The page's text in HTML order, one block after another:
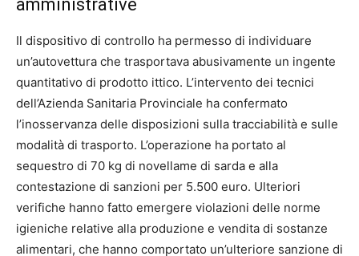
amministrative
Il dispositivo di controllo ha permesso di individuare
un’autovettura che trasportava abusivamente un ingente
quantitativo di prodotto ittico. L’intervento dei tecnici
dell’Azienda Sanitaria Provinciale ha confermato
l’inosservanza delle disposizioni sulla tracciabilità e sulle
modalità di trasporto. L’operazione ha portato al
sequestro di 70 kg di novellame di sarda e alla
contestazione di sanzioni per 5.500 euro. Ulteriori
verifiche hanno fatto emergere violazioni delle norme
igieniche relative alla produzione e vendita di sostanze
alimentari, che hanno comportato un’ulteriore sanzione di